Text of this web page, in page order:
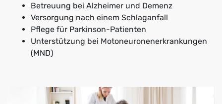
Betreuung bei Alzheimer und Demenz
Versorgung nach einem Schlaganfall
Pflege für Parkinson-Patienten
Unterstützung bei Motoneuronenerkrankungen
(MND)